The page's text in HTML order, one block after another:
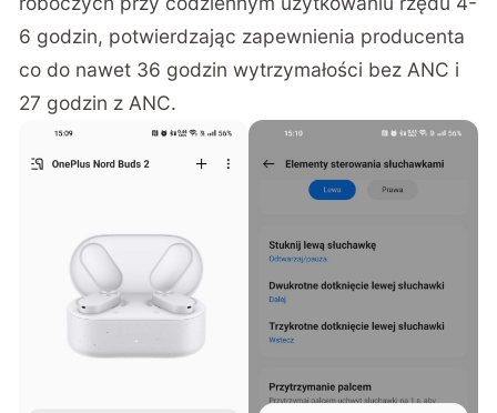
6 godzin, potwierdzając zapewnienia producenta
co do nawet 36 godzin wytrzymałości bez ANC i
27 godzin z ANC.